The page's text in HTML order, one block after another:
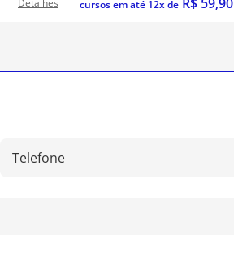
Detalhes cursos em até 12x de